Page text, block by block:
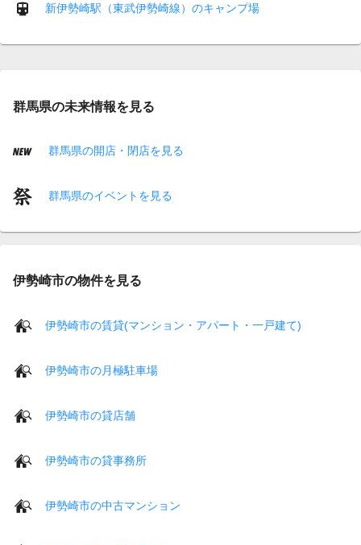
新伊勢崎駅（東武伊勢崎線）のキャンプ場
群馬県の未来情報を見る
群馬県の開店・閉店を見る
群馬県のイベントを見る
伊勢崎市の物件を見る
伊勢崎市の賃貸(マンション・アパート・一戸建て)
伊勢崎市の月極駐車場
伊勢崎市の貸店舗
伊勢崎市の貸事務所
伊勢崎市の中古マンション